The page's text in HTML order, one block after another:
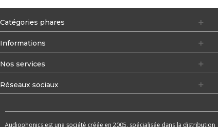
Catégories phares
Informations
Nos services
Réseaux sociaux
Audiophonics est une société créée en 2005, spécialisée dans la distribution